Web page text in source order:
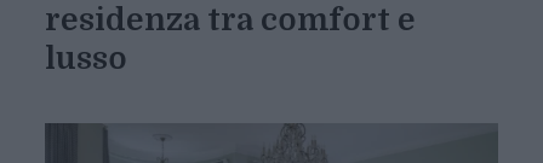
residenza tra comfort e
lusso